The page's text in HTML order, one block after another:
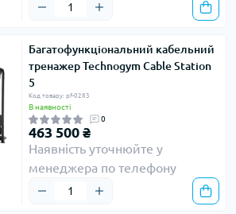
Багатофункціональний кабельний
тренажер Technogym Cable Station
5
Код товару: pf-0283
В наявності
0
463 500 ₴
Наявність уточнюйте у
менеджера по телефону